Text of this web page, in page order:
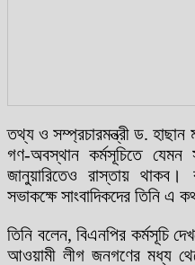
তথ্য ও সম্প্রচারমন্ত্রী ড. হাছান
গণ-অবস্থান কর্মসূচিতে যেমন
জানুয়ারিতেও রাস্তায় থাকব।
সভাকক্ষে সাংবাদিকদের তিনি এ
তিনি বলেন, বিএনপির কর্মসূচি
আওয়ামী লীগ জনগণের মধ্য